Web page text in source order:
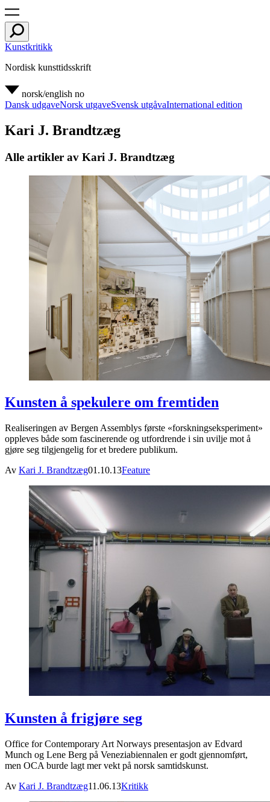
Kunstkritikk
Nordisk kunsttidsskrift
norsk/english no
Dansk udgaveNorsk utgaveSvensk utgåvaInternational edition
Kari J. Brandtzæg
Alle artikler av Kari J. Brandtzæg
Kunsten å spekulere om fremtiden
Realiseringen av Bergen Assemblys første «forskningseksperiment»
oppleves både som fascinerende og utfordrende i sin uvilje mot å
gjøre seg tilgjengelig for et bredere publikum.
Av Kari J. Brandtzæg01.10.13Feature
Kunsten å frigjøre seg
Office for Contemporary Art Norways presentasjon av Edvard
Munch og Lene Berg på Veneziabiennalen er godt gjennomført,
men OCA burde lagt mer vekt på norsk samtidskunst.
Av Kari J. Brandtzæg11.06.13Kritikk